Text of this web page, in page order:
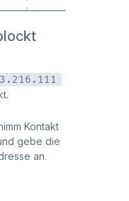
Kontakt
gebe die
an.